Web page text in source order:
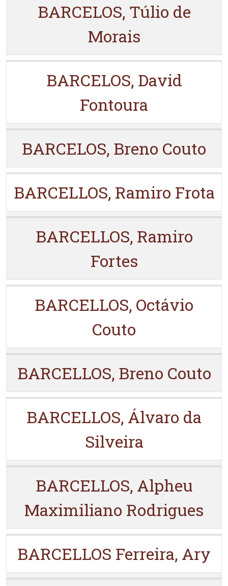
BARCELOS, Túlio de
Morais
BARCELOS, David
Fontoura
BARCELOS, Breno Couto
BARCELLOS, Ramiro Frota
BARCELLOS, Ramiro
Fortes
BARCELLOS, Octávio
Couto
BARCELLOS, Breno Couto
BARCELLOS, Álvaro da
Silveira
BARCELLOS, Alpheu
Maximiliano Rodrigues
BARCELLOS Ferreira, Ary